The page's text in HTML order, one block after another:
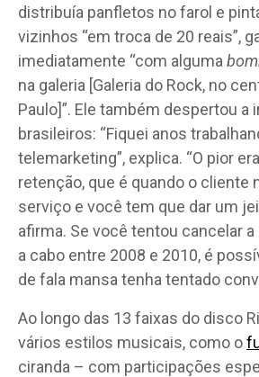
distribuía panfletos no farol e
vizinhos “em troca de 20 reais”,
imediatamente “com alguma
na galeria [Galeria do Rock, no
Paulo]”. Ele também despertou a
brasileiros: “Fiquei anos
telemarketing”, explica. “O pior
retenção, que é quando o cliente
serviço e você tem que dar um
afirma. Se você tentou cancelar
a cabo entre 2008 e 2010, é
de fala mansa tenha tentado
Ao longo das 13 faixas do disco
vários estilos musicais, como o
ciranda – com participações